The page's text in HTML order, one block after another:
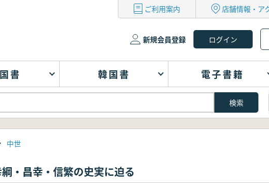
ご利用案内 店舗情報・ア
新規会員登録
書 韓国書 電子書籍
中世
・昌幸・信繁の史実に迫る